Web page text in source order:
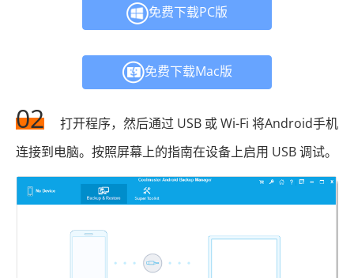
免费下载PC版
免费下载Mac版
02
打开程序，然后通过 USB 或 Wi-Fi 将Android手机
连接到电脑。按照屏幕上的指南在设备上启用 USB 调试。